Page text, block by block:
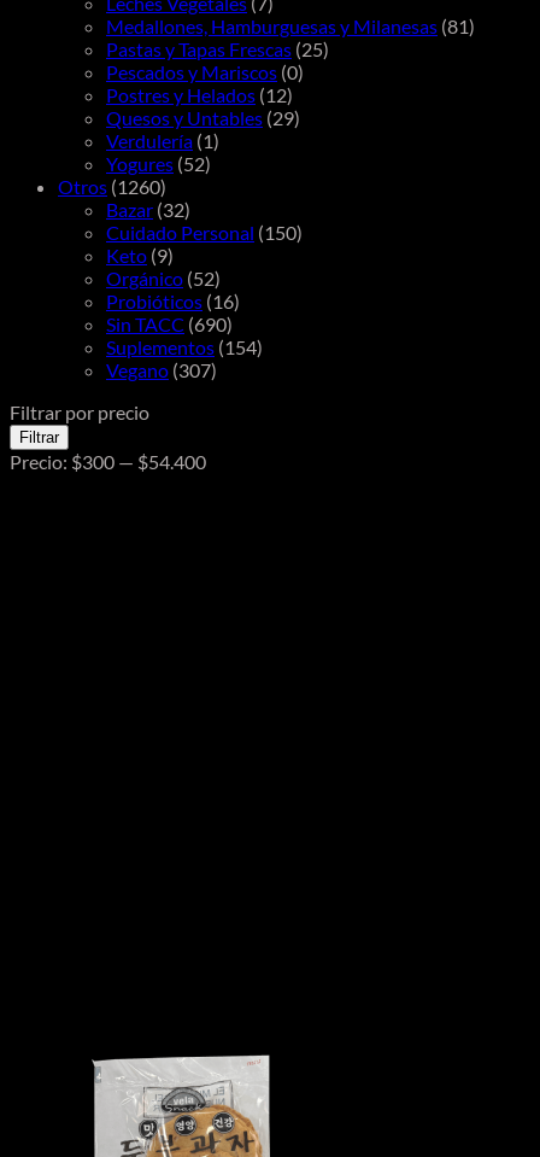
Medallones, Hamburguesas y Milanesas (81)
Pastas y Tapas Frescas (25)
Pescados y Mariscos (0)
Postres y Helados (12)
Quesos y Untables (29)
Verdulería (1)
Yogures (52)
Otros (1260)
Bazar (32)
Cuidado Personal (150)
Keto (9)
Orgánico (52)
Probióticos (16)
Sin TACC (690)
Suplementos (154)
Vegano (307)
Filtrar por precio
Precio
mínimo
Precio
máximo
Filtrar
Precio: $300 — $54.400